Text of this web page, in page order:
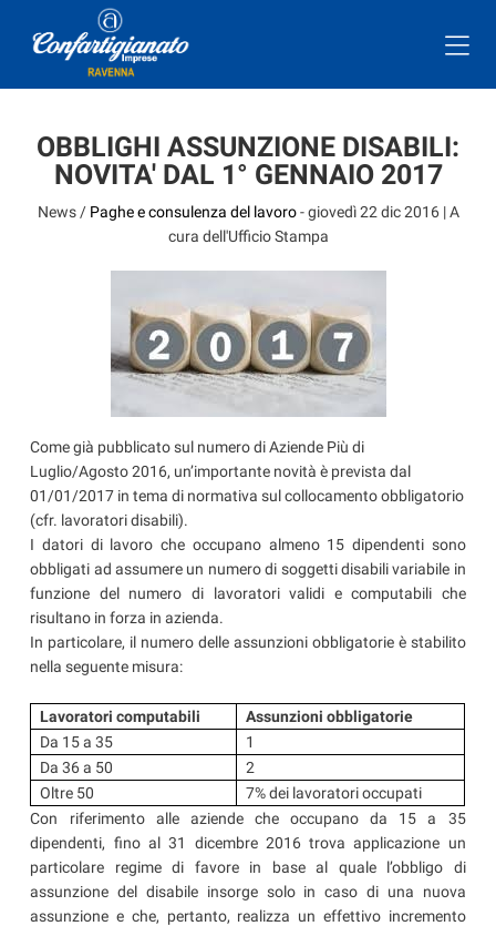
OBBLIGHI ASSUNZIONE DISABILI:
NOVITA' DAL 1° GENNAIO 2017
News / Paghe e consulenza del lavoro-giovedì 22 dic 2016| A
cura dell'Ufficio Stampa
Come già pubblicato sul numero di Aziende Più di
Luglio/Agosto 2016, un’importante novità è prevista dal
01/01/2017 in tema di normativa sul collocamento obbligatorio
(cfr. lavoratori disabili).
I datori di lavoro che occupano almeno 15 dipendenti sono
obbligati ad assumere un numero di soggetti disabili variabile in
funzione del numero di lavoratori validi e computabili che
risultano in forza in azienda.
In particolare, il numero delle assunzioni obbligatorie è stabilito
nella seguente misura:
Lavoratori computabili
Assunzioni obbligatorie
Da 15 a 35
1
Da 36 a 50
2
Oltre 50
7% dei lavoratori occupati
Con riferimento alle aziende che occupano da 15 a 35
dipendenti, fino al 31 dicembre 2016 trova applicazione un
particolare regime di favore in base al quale l’obbligo di
assunzione del disabile insorge solo in caso di una nuova
assunzione e che, pertanto, realizza un effettivo incremento